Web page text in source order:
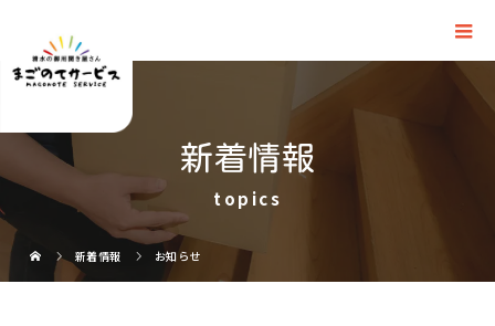
新着情報
topics
新着情報 お知らせ